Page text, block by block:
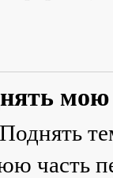
мою
часть